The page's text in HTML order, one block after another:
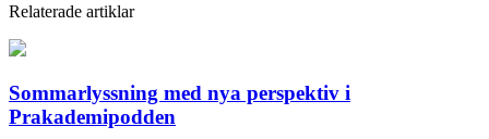
Relaterade artiklar
Sommarlyssning med nya perspektiv i
Prakademipodden